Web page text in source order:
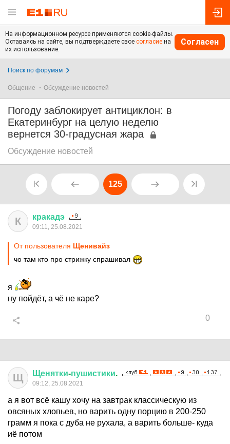
На информационном ресурсе применяются cookie-файлы.
Оставаясь на сайте, вы подтверждаете свое согласие на
их использование.
Согласен
Поиск по форумам
Общение Обсуждение новостей
Погоду заблокирует антициклон: в
Екатеринбург на целую неделю
вернется 30-градусная жара
Обсуждение новостей
125
К кракадэ
09:11, 25.08.2021
От пользователя Щенивайз
чо там кто про стрижку спрашивал
я
ну пойдёт, а чё не каре?
0
Щ Щенятки-пушистики.
09:12, 25.08.2021
а я вот всё кашу хочу на завтрак классическую из
овсяных хлопьев, но варить одну порцию в 200-250
грамм я пока с дуба не рухала, а варить больше- куда
иё потом